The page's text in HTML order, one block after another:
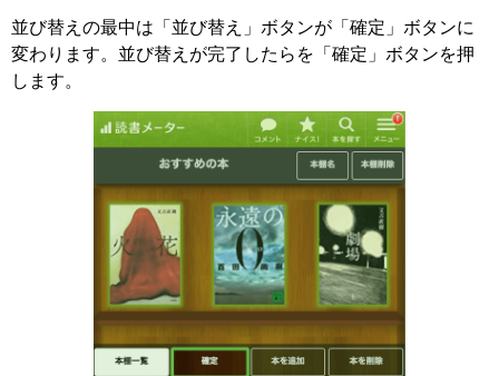
並び替えの最中は「並び替え」ボタンが「確定」ボタンに
変わります。並び替えが完了したらを「確定」ボタンを押
します。